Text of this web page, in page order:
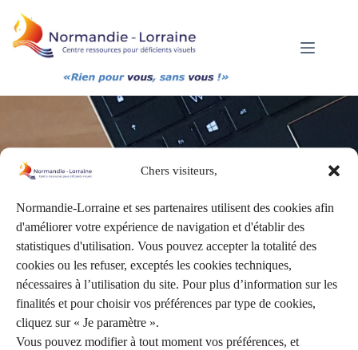
Chers visiteurs,
Normandie-Lorraine et ses partenaires utilisent des cookies afin
d'améliorer votre expérience de navigation et d'établir des
statistiques d'utilisation. Vous pouvez accepter la totalité des
cookies ou les refuser, exceptés les cookies techniques,
nécessaires à l’utilisation du site. Pour plus d’information sur les
finalités et pour choisir vos préférences par type de cookies,
cliquez sur « Je paramètre ».
Vous pouvez modifier à tout moment vos préférences, et
contenu
Compensation
Vous êtes déficient visuel et avez besoin d’un
accompagnement pour la compensation de votre
handicap ?